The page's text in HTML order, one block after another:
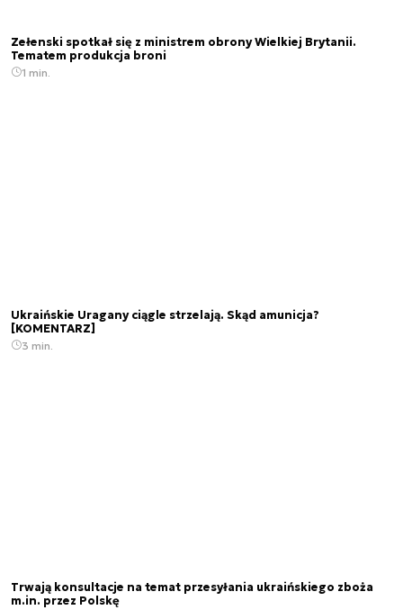
Zełenski spotkał się z ministrem obrony Wielkiej Brytanii.
Tematem produkcja broni
1 min.
Ukraińskie Uragany ciągle strzelają. Skąd amunicja?
[KOMENTARZ]
3 min.
Trwają konsultacje na temat przesyłania ukraińskiego zboża
m.in. przez Polskę